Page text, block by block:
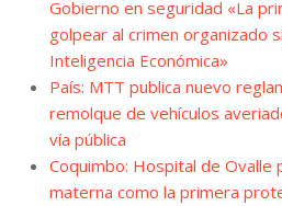
Gobierno en seguridad «La
golpear al crimen organizado
Inteligencia Económica»
País: MTT publica nuevo
remolque de vehículos
vía pública
Coquimbo: Hospital de Ovalle
materna como la primera